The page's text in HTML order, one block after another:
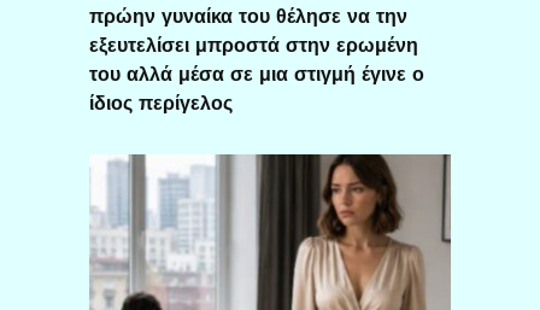
πρώην γυναίκα του θέλησε να την
εξευτελίσει μπροστά στην ερωμένη
του αλλά μέσα σε μια στιγμή έγινε ο
ίδιος περίγελος